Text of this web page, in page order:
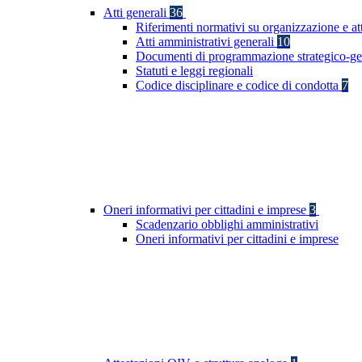
Atti generali 36
Riferimenti normativi su organizzazione e
Atti amministrativi generali 10
Documenti di programmazione strategico-
Statuti e leggi regionali
Codice disciplinare e codice di condotta 7
Oneri informativi per cittadini e imprese 3
Scadenzario obblighi amministrativi
Oneri informativi per cittadini e imprese